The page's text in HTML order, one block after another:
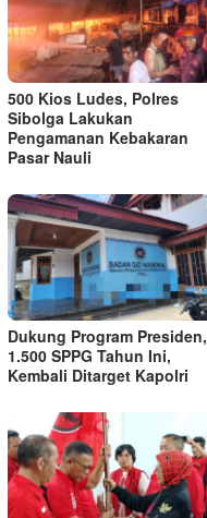
500 Kios Ludes, Polres
Sibolga Lakukan
Pengamanan Kebakaran
Pasar Nauli
Dukung Program Presiden,
1.500 SPPG Tahun Ini,
Kembali Ditarget Kapolri